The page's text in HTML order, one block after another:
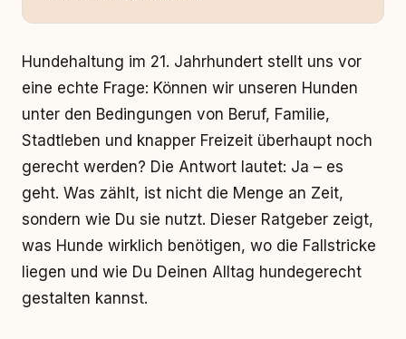
Hundehaltung im 21. Jahrhundert stellt uns vor
eine echte Frage: Können wir unseren Hunden
unter den Bedingungen von Beruf, Familie,
Stadtleben und knapper Freizeit überhaupt noch
gerecht werden? Die Antwort lautet: Ja – es
geht. Was zählt, ist nicht die Menge an Zeit,
sondern wie Du sie nutzt. Dieser Ratgeber zeigt,
was Hunde wirklich benötigen, wo die Fallstricke
liegen und wie Du Deinen Alltag hundegerecht
gestalten kannst.